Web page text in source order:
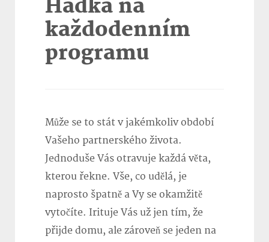
Hádka na
každodenním
programu
Může se to stát v jakémkoliv období
Vašeho partnerského života.
Jednoduše Vás otravuje každá věta,
kterou řekne. Vše, co udělá, je
naprosto špatně a Vy se okamžitě
vytočíte. Irituje Vás už jen tím, že
přijde domu, ale zároveň se jeden na